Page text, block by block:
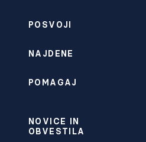
POSVOJI
NAJDENE
POMAGAJ
NOVICE IN
OBVESTILA